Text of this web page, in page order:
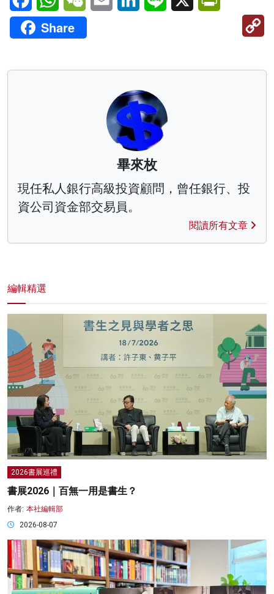
Share
畢來枚
現任私人銀行高級投資顧問，曾任銀行、投
資公司資金部交易員。
閱讀所有文章
編輯精選
2026書展巡禮
書展2026｜百無一用是書生？
作者: 本社編輯部
2026-08-07